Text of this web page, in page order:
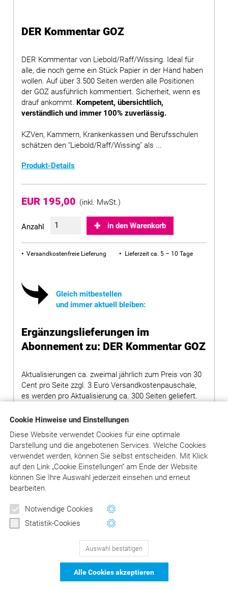
Cookie Hinweise und Einstellungen
Diese Website verwendet Cookies für eine optimale
Darstellung und die angebotenen Services. Welche Cookies
verwendet werden, können Sie selbst entscheiden. Mit Klick
aufden Link „Cookie Einstellungen“ am Ende der Website
können Sie Ihre Auswahl jederzeit einsehen und erneut
bearbeiten.
Notwendige Cookies
Statistik-Cookies
Auswahl bestätigen
Alle Cookies akzeptieren
DER Kommentar GOZ
DER Kommentar von Liebold/Raff/Wissing. Ideal für
alle, die noch gerne ein Stück Papier in der Hand haben
wollen. Auf über 3.500 Seiten werden alle Positionen
der GOZ ausführlich kommentiert. Sicherheit, wenn es
drauf ankommt. Kompetent, übersichtlich,
verständlich und immer 100% zuverlässig.
KZVen, Kammern, Krankenkassen und Berufsschulen
schätzen den "Liebold/Raff/Wissing" als ...
Produkt-Details
EUR 195,00 (inkl. MwSt.)
Anzahl in den Warenkorb
Versandkostenfreie Lieferung Lieferzeit ca. 5 – 10 Tage
Gleich mitbestellen
und immer aktuell bleiben:
Ergänzungslieferungen im
Abonnement zu: DER Kommentar GOZ
Aktualisierungen ca. zweimal jährlich zum Preis von 30
Cent pro Seite zzgl. 3 Euro Versandkostenpauschale,
es werden pro Aktualisierung ca. 300 Seiten geliefert.
Hinweis: Bei Bestellung von Grundwerken ohne
Ergänzungslieferungen wird ein Aufschlag von 80,00
Euro auf den Preis des Grundwerks erhoben.
in den Warenkorb
DER Kommentar zu BEMA und
129Bewertungen auf ProvenExpert.com